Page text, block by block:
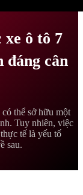
xe ô tô 7
đáng cân
thể sở hữu một
Tuy nhiên, việc
tế là yếu tố
sau.